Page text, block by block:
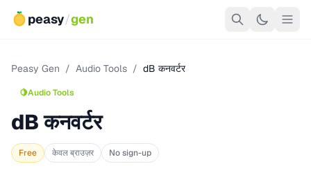
peasy/gen
Peasy Gen / Audio Tools / dB कनवर्टर
🍋Audio Tools
dB कनवर्टर
Free केवल ब्राउज़र No sign-up